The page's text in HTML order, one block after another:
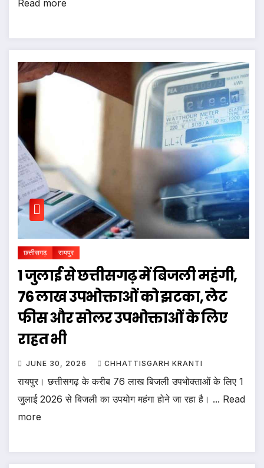
Read more
छत्तीसगढ़ रायपुर
1 जुलाई से छत्तीसगढ़ में बिजली महंगी,
76 लाख उपभोक्ताओं को झटका, लेट
फीस और सोलर उपभोक्ताओं के लिए
राहत भी
JUNE 30, 2026 CHHATTISGARH KRANTI
रायपुर। छत्तीसगढ़ के करीब 76 लाख बिजली उपभोक्ताओं के लिए 1
जुलाई 2026 से बिजली का उपयोग महंगा होने जा रहा है। ... Read
more